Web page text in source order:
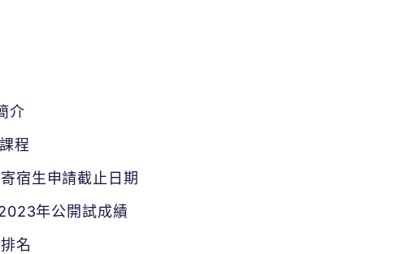
介
程
生申請截止日期
年公開試成績
名